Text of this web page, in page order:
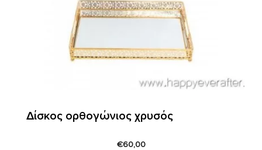
Δίσκος ορθογώνιος χρυσός
€60,00